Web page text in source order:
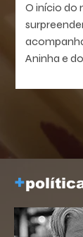
O início do
Aninha e
não se
ia
era
escondeu
estimulava
+